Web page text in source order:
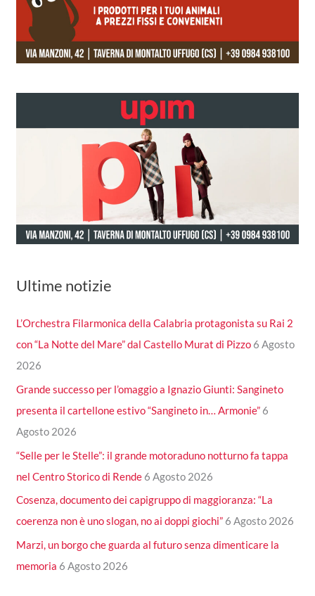
Ultime notizie
L’Orchestra Filarmonica della Calabria protagonista su Rai 2
con “La Notte del Mare” dal Castello Murat di Pizzo 6 Agosto
2026
Grande successo per l’omaggio a Ignazio Giunti: Sangineto
presenta il cartellone estivo “Sangineto in… Armonie” 6
Agosto 2026
“Selle per le Stelle”: il grande motoraduno notturno fa tappa
nel Centro Storico di Rende 6 Agosto 2026
Cosenza, documento dei capigruppo di maggioranza: “La
coerenza non è uno slogan, no ai doppi giochi” 6 Agosto 2026
Marzi, un borgo che guarda al futuro senza dimenticare la
memoria 6 Agosto 2026